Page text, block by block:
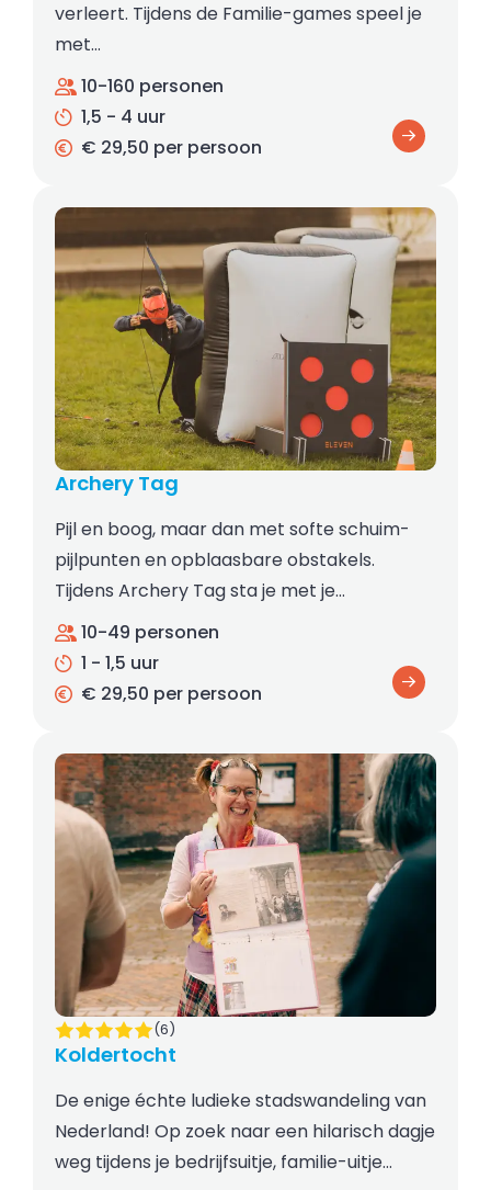
verleert. Tijdens de Familie-games speel je
met…
10-160 personen
1,5 - 4 uur
€ 29,50 per persoon
Archery Tag
Pijl en boog, maar dan met softe schuim-
pijlpunten en opblaasbare obstakels.
Tijdens Archery Tag sta je met je…
10-49 personen
1 - 1,5 uur
€ 29,50 per persoon
Koldertocht
(6)
De enige échte ludieke stadswandeling van
Nederland! Op zoek naar een hilarisch dagje
weg tijdens je bedrijfsuitje, familie-uitje…